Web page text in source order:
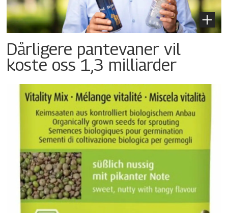
Dårligere pantevaner vil
koste oss 1,3 milliarder